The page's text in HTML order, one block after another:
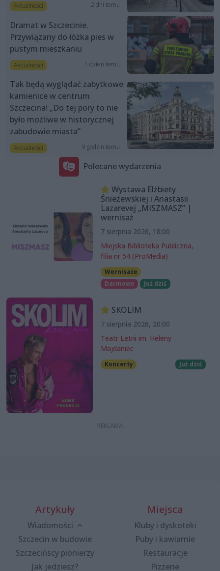
Aktualności 2 dni temu
Dramat w Szczecinie.
Przywiązany do łóżka pies w
pustym mieszkaniu
Aktualności 1 dzień temu
Tak będą wyglądać zabytkowe
kamienice w centrum
Szczecina! „Do tej pory to nie
było możliwe w historycznej
zabudowie miasta”
Aktualności 9 godzin temu
Polecane wydarzenia
Wystawa Elżbiety
Śnieżewskiej i Anastasii
Lazarevej „MISZMASZ” |
wernisaż
7 sierpnia 2026, 18:00
Miejska Biblioteka Publiczna,
filia nr 54 (ProMedia)
Wernisaże
Darmowe
Już dziś
SKOLIM
7 sierpnia 2026, 20:00
Teatr Letni im. Heleny
Majdaniec
Koncerty Już dziś
Artykuły
Wiadomości
Szczecin w budowie
Szczecińscy pionierzy
Jak jedziesz?
Miejsca
Kluby i dyskoteki
Puby i kawiarnie
Restauracje
Pizzerie